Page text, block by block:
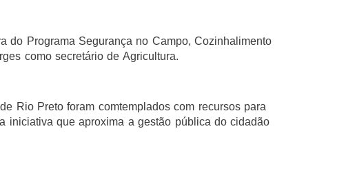
do Programa Segurança no Campo, Cozinhalimento
como secretário de Agricultura.
Rio Preto foram comtemplados com recursos para
iniciativa que aproxima a gestão pública do cidadão